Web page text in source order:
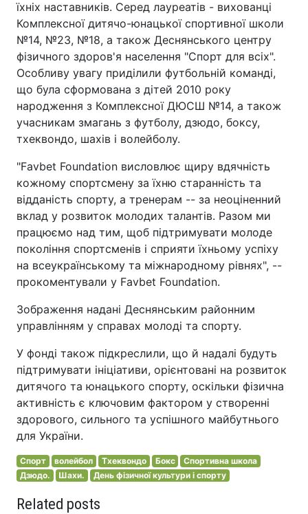
їхніх наставників. Серед лауреатів - вихованці
Комплексної дитячо-юнацької спортивної школи
№14, №23, №18, а також Деснянського центру
фізичного здоров'я населення "Спорт для всіх".
Особливу увагу приділили футбольній команді,
що була сформована з дітей 2010 року
народження з Комплексної ДЮСШ №14, а також
учасникам змагань з футболу, дзюдо, боксу,
тхеквондо, шахів і волейболу.
"Favbet Foundation висловлює щиру вдячність
кожному спортсмену за їхню старанність та
відданість спорту, а тренерам -- за неоціненний
вклад у розвиток молодих талантів. Разом ми
працюємо над тим, щоб підтримувати молоде
покоління спортсменів і сприяти їхньому успіху
на всеукраїнському та міжнародному рівнях", --
прокоментували у Favbet Foundation.
Зображення надані Деснянським районним
управлінням у справах молоді та спорту.
У фонді також підкреслили, що й надалі будуть
підтримувати ініціативи, орієнтовані на розвиток
дитячого та юнацького спорту, оскільки фізична
активність є ключовим фактором у створенні
здорового, сильного та успішного майбутнього
для України.
Спорт волейбол Тхеквондо Бокс
Спортивна школа
Дзюдо.
Шахи. День фізичної культури і спорту
Related posts